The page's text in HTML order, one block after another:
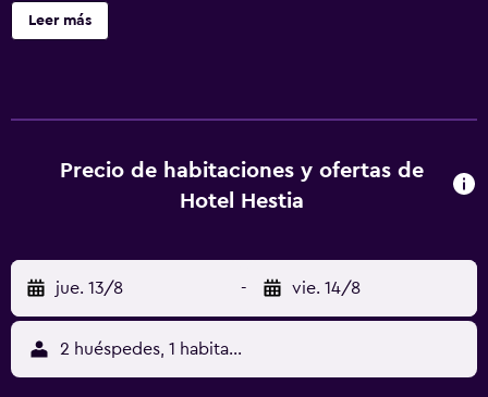
gratis y baño privado. Este alojamiento libre de humo está
a 11 km de Basílica de San Servacio. Todas las habitaciones
y Club de golf De Maastrichtse está a 17 km. El aeropuerto
(Aeropuerto de Maastricht Aachen) está a 18 km.
Leer más
Precio de habitaciones y ofertas de
Hotel Hestia
jue. 13/8 - vie. 14/8
2 huéspedes, 1 habitación